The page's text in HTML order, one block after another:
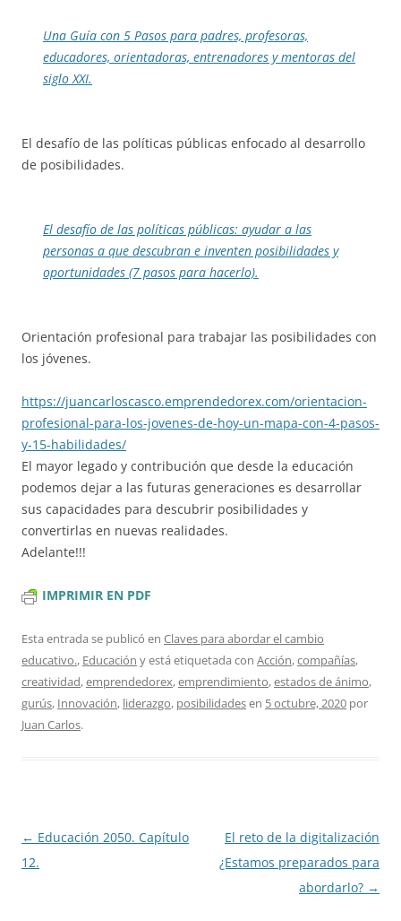
Una Guía con 5 Pasos para padres, profesoras,
educadores, orientadoras, entrenadores y mentoras del
siglo XXI.
El desafío de las políticas públicas enfocado al desarrollo
de posibilidades.
El desafío de las políticas públicas: ayudar a las
personas a que descubran e inventen posibilidades y
oportunidades (7 pasos para hacerlo).
Orientación profesional para trabajar las posibilidades con
los jóvenes.
https://juancarloscasco.emprendedorex.com/orientacion-
profesional-para-los-jovenes-de-hoy-un-mapa-con-4-pasos-
y-15-habilidades/
El mayor legado y contribución que desde la educación
podemos dejar a las futuras generaciones es desarrollar
sus capacidades para descubrir posibilidades y
convertirlas en nuevas realidades.
Adelante!!!
IMPRIMIR EN PDF
Esta entrada se publicó en Claves para abordar el cambio
educativo., Educación y está etiquetada con Acción,compañías,
creatividad,emprendedorex,emprendimiento,estados de ánimo,
gurús, Innovación, liderazgo, posibilidadesen 5 octubre, 2020 por
Juan Carlos.
Navegación
de
← Educación 2050. Capítulo
12.
El reto de la digitalización
¿Estamos preparados para
abordarlo? →